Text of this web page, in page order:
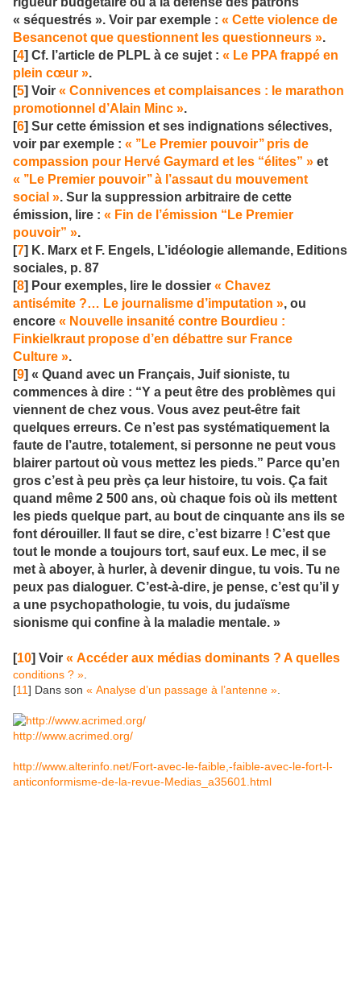
« séquestrés ». Voir par exemple : « Cette violence de
Besancenot que questionnent les questionneurs ».
[4] Cf. l’article de PLPL à ce sujet : « Le PPA frappé en
plein cœur ».
[5] Voir « Connivences et complaisances : le marathon
promotionnel d’Alain Minc ».
[6] Sur cette émission et ses indignations sélectives,
voir par exemple : « ’’Le Premier pouvoir’’ pris de
compassion pour Hervé Gaymard et les “élites” » et
« ’’Le Premier pouvoir’’ à l’assaut du mouvement
social ». Sur la suppression arbitraire de cette
émission, lire : « Fin de l’émission “Le Premier
pouvoir” ».
[7] K. Marx et F. Engels, L’idéologie allemande, Editions
sociales, p. 87
[8] Pour exemples, lire le dossier « Chavez
antisémite ?… Le journalisme d’imputation », ou
encore « Nouvelle insanité contre Bourdieu :
Finkielkraut propose d’en débattre sur France
Culture ».
[9] « Quand avec un Français, Juif sioniste, tu
commences à dire : “Y a peut être des problèmes qui
viennent de chez vous. Vous avez peut-être fait
quelques erreurs. Ce n’est pas systématiquement la
faute de l’autre, totalement, si personne ne peut vous
blairer partout où vous mettez les pieds.” Parce qu’en
gros c’est à peu près ça leur histoire, tu vois. Ça fait
quand même 2 500 ans, où chaque fois où ils mettent
les pieds quelque part, au bout de cinquante ans ils se
font dérouiller. Il faut se dire, c’est bizarre ! C’est que
tout le monde a toujours tort, sauf eux. Le mec, il se
met à aboyer, à hurler, à devenir dingue, tu vois. Tu ne
peux pas dialoguer. C’est-à-dire, je pense, c’est qu’il y
a une psychopathologie, tu vois, du judaïsme
sionisme qui confine à la maladie mentale. »
[10] Voir « Accéder aux médias dominants ? A quelles
conditions ? ».
[11] Dans son « Analyse d’un passage à l’antenne ».
http://www.acrimed.org/
http://www.alterinfo.net/Fort-avec-le-faible,-faible-avec-le-fort-l-
anticonformisme-de-la-revue-Medias_a35601.html